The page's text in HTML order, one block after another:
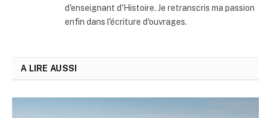
d'enseignant d'Histoire. Je retranscris ma passion
enfin dans l'écriture d'ouvrages.
A LIRE AUSSI